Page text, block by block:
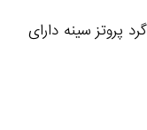
پروتز سینه دارای